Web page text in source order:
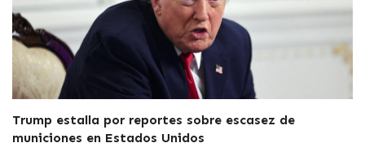
Trump estalla por reportes sobre escasez de
municiones en Estados Unidos